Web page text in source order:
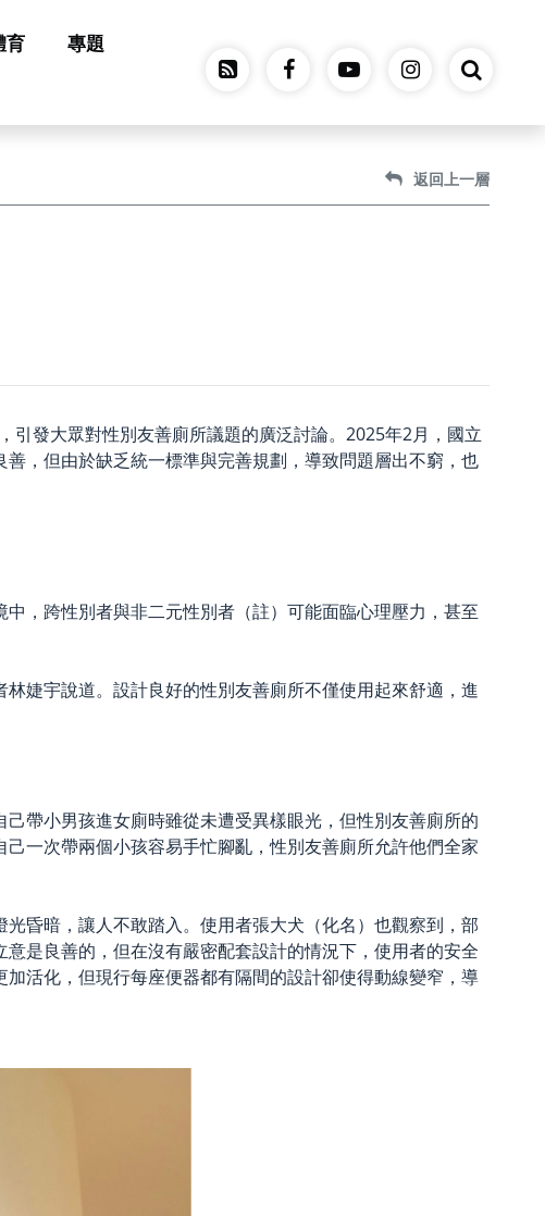
育 專題
返回上一層
引發大眾對性別友善廁所議題的廣泛討論。2025年2月，國立
，但由於缺乏統一標準與完善規劃，導致問題層出不窮，也
，跨性別者與非二元性別者（註）可能面臨心理壓力，甚至
婕宇說道。設計良好的性別友善廁所不僅使用起來舒適，進
帶小男孩進女廁時雖從未遭受異樣眼光，但性別友善廁所的
一次帶兩個小孩容易手忙腳亂，性別友善廁所允許他們全家
昏暗，讓人不敢踏入。使用者張大犬（化名）也觀察到，部
是良善的，但在沒有嚴密配套設計的情況下，使用者的安全
活化，但現行每座便器都有隔間的設計卻使得動線變窄，導